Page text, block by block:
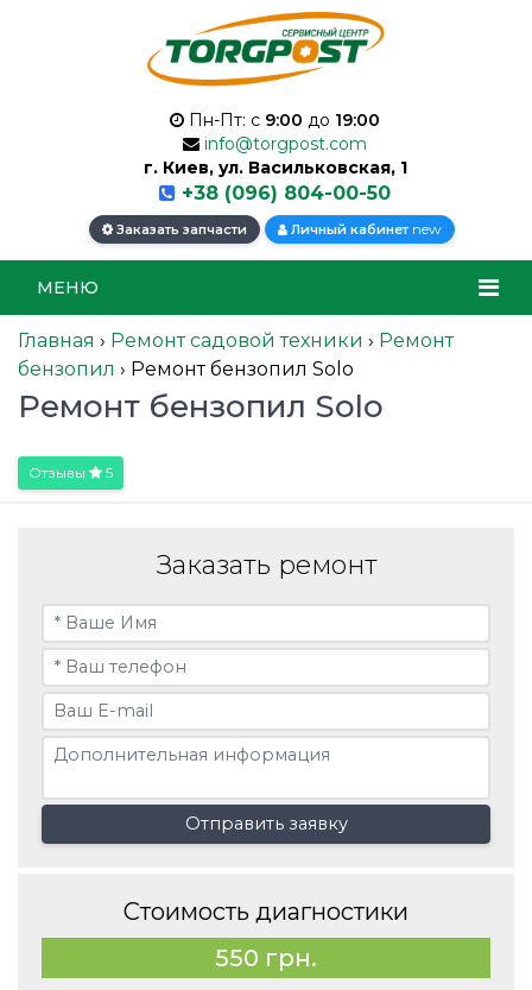
Пн-Пт: с 9:00 до 19:00
info@torgpost.com
г. Киев, ул. Васильковская, 1
+38 (096) 804-00-50
Заказать запчасти Личный кабинет new
МЕНЮ
Главная › Ремонт садовой техники › Ремонт
бензопил › Ремонт бензопил Solo
Ремонт бензопил Solo
Отзывы 5
Заказать ремонт
Отправить заявку
Стоимость диагностики
550 грн.